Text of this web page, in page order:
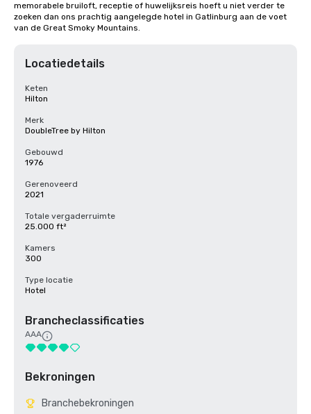
memorabele bruiloft, receptie of huwelijksreis hoeft u niet verder te
zoeken dan ons prachtig aangelegde hotel in Gatlinburg aan de voet
van de Great Smoky Mountains.
Locatiedetails
Keten
Hilton
Merk
DoubleTree by Hilton
Gebouwd
1976
Gerenoveerd
2021
Totale vergaderruimte
25.000 ft²
Kamers
300
Type locatie
Hotel
Brancheclassificaties
AAA
Bekroningen
Branchebekroningen